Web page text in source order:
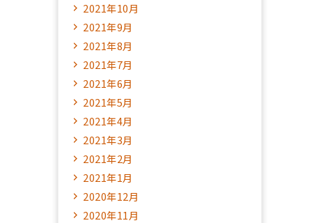
2021年10月
2021年9月
2021年8月
2021年7月
2021年6月
2021年5月
2021年4月
2021年3月
2021年2月
2021年1月
2020年12月
2020年11月